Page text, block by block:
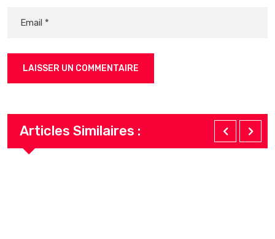
Articles Similaires :